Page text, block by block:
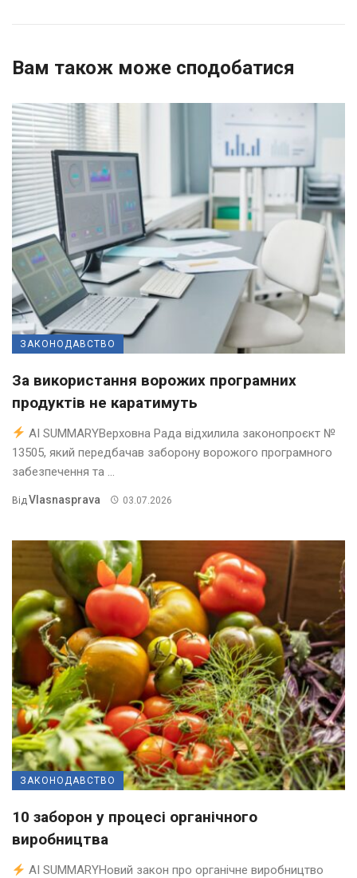
Вам також може сподобатися
ЗАКОНОДАВСТВО
За використання ворожих програмних
продуктів не каратимуть
AI SUMMARYВерховна Рада відхилила законопроєкт №
13505, який передбачав заборону ворожого програмного
забезпечення та ...
Від Vlasnasprava 03.07.2026
ЗАКОНОДАВСТВО
10 заборон у процесі органічного
виробництва
AI SUMMARYНовий закон про органічне виробництво